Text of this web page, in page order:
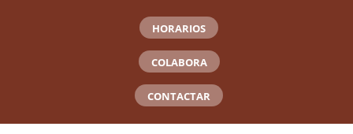
HORARIOS
COLABORA
CONTACTAR